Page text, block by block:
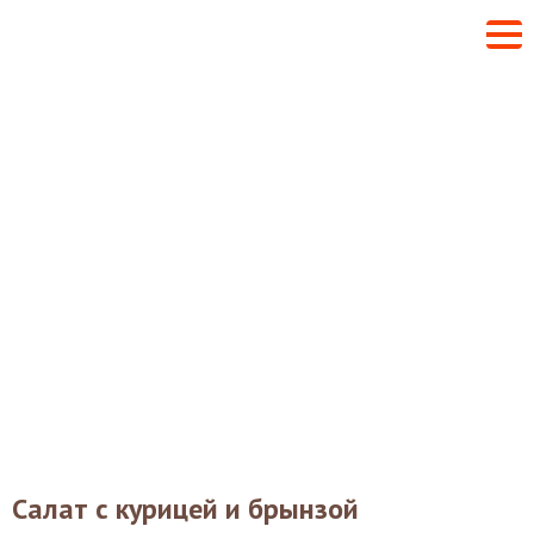
Салат с курицей и брынзой